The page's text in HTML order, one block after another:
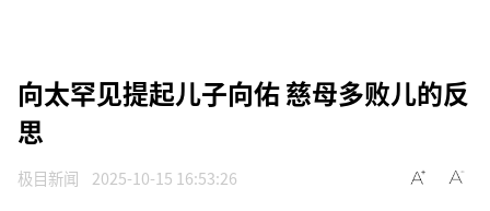
向太罕见提起儿子向佑 慈母多败儿的反
思
极目新闻 2025-10-15 16:53:26